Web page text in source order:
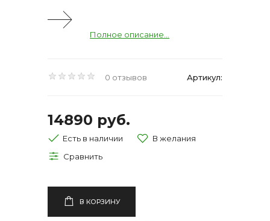
Полное описание...
0 отзывов Артикул:
14890 руб.
Есть в наличии
В КОРЗИНУ